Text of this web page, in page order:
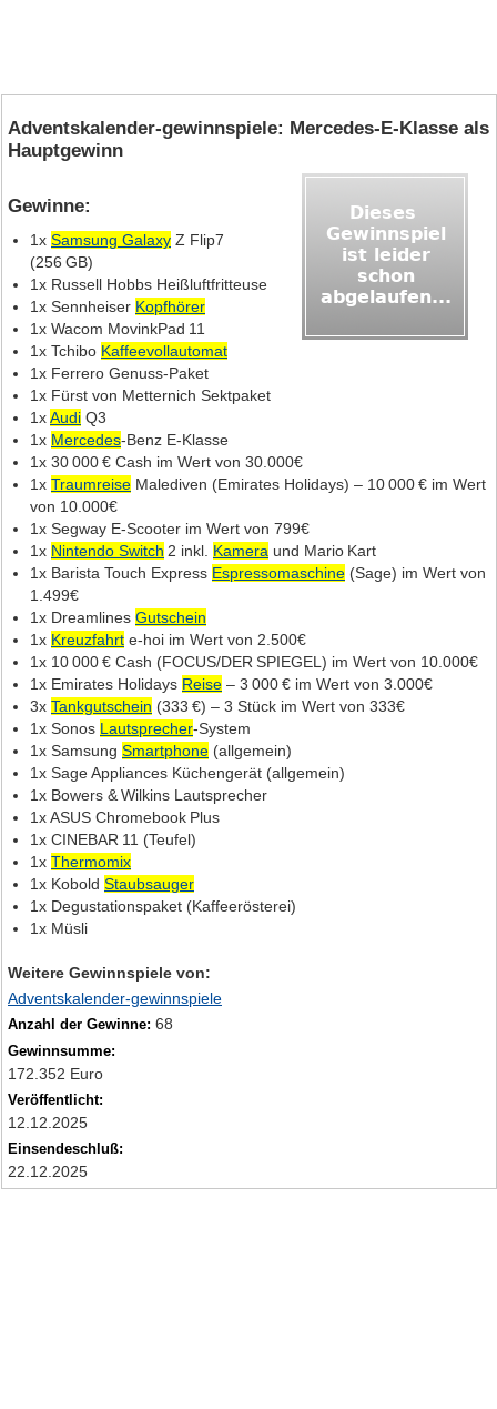
Adventskalender-gewinnspiele: Mercedes‑E‑Klasse als
Hauptgewinn
Gewinne:
1x Samsung Galaxy Z Flip7
(256 GB)
1x Russell Hobbs Heißluftfritteuse
1x Sennheiser Kopfhörer
1x Wacom MovinkPad 11
1x Tchibo Kaffeevollautomat
1x Ferrero Genuss‑Paket
1x Fürst von Metternich Sektpaket
1xAudi Q3
1x Mercedes‑Benz E‑Klasse
1x 30 000 € Cash im Wert von 30.000€
1x Traumreise Malediven (Emirates Holidays) – 10 000 € im Wert
von 10.000€
1x Segway E‑Scooter im Wert von 799€
1x Nintendo Switch 2 inkl. Kamera und Mario Kart
1x Barista Touch Express Espressomaschine (Sage) im Wert von
1.499€
1x Dreamlines Gutschein
1x Kreuzfahrt e‑hoi im Wert von 2.500€
1x 10 000 € Cash (FOCUS/DER SPIEGEL) im Wert von 10.000€
1x Emirates Holidays Reise – 3 000 € im Wert von 3.000€
3x Tankgutschein (333 €) – 3 Stück im Wert von 333€
1x Sonos Lautsprecher‑System
1x Samsung Smartphone (allgemein)
1x Sage Appliances Küchengerät (allgemein)
1x Bowers & Wilkins Lautsprecher
1x ASUS Chromebook Plus
1x CINEBAR 11 (Teufel)
1x Thermomix
1x Kobold Staubsauger
1x Degustationspaket (Kaffeerösterei)
1x Müsli
Weitere Gewinnspiele von:
Adventskalender-gewinnspiele
Anzahl der Gewinne: 68
Gewinnsumme:
172.352 Euro
Veröffentlicht:
12.12.2025
Einsendeschluß:
22.12.2025